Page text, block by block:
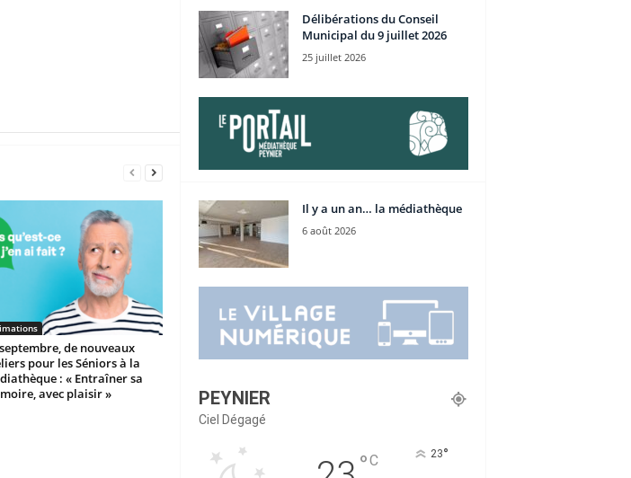
de nouveaux
pour les Séniors à la
: « Entraîner sa
avec plaisir »
Délibérations du Conseil
Municipal du 9 juillet 2026
25 juillet 2026
Il y a un an… la médiathèque
6 août 2026
PEYNIER
Ciel Dégagé
°C 23°